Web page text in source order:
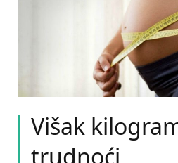
Višak
trudnoći